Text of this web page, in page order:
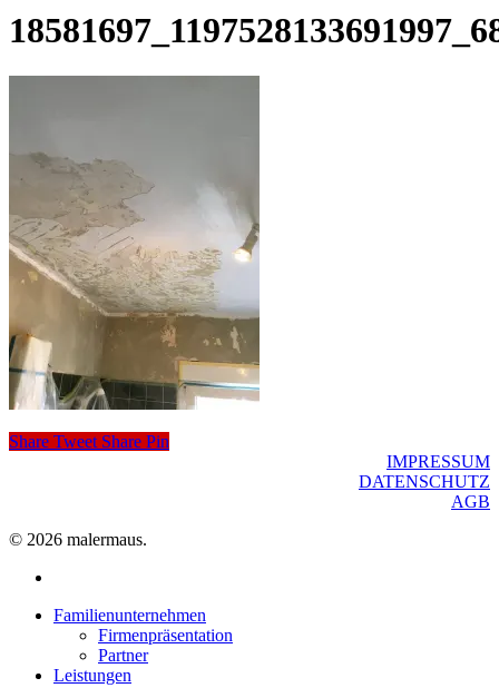
Search
Share Tweet Share Pin
IMPRESSUM
DATENSCHUTZ
AGB
© 2026 malermaus.
Close
Familienunternehmen
Firmenpräsentation
Partner
Leistungen